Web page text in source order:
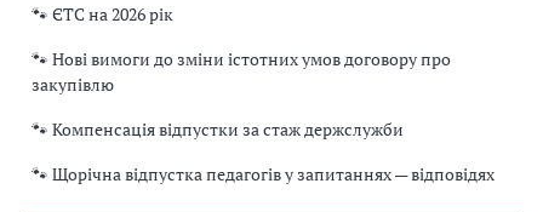
🐾 ЄТС на 2026 рік
🐾 Нові вимоги до зміни істотних умов договору про
закупівлю
🐾 Компенсація відпустки за стаж держслужби
🐾 Щорічна відпустка педагогів у запитаннях — відповідях